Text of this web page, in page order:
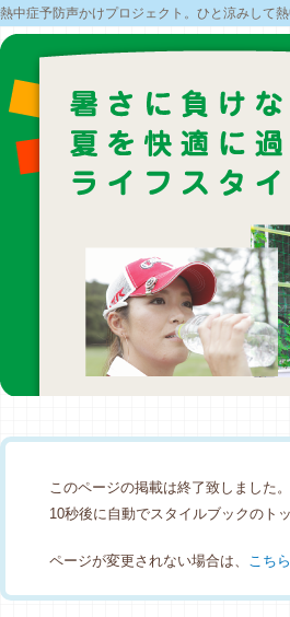
熱中症予防声かけプロジェクト。ひと涼みして熱
このページの掲載は終了致しました。
10秒後に自動でスタイルブックのト
ページが変更されない場合は、 こちら